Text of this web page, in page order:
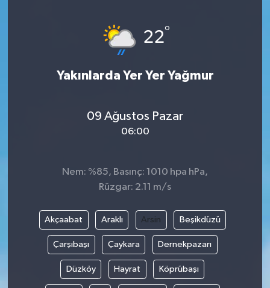
22°
Yakınlarda Yer Yer Yağmur
09 Ağustos Pazar
06:00
Nem: %85, Basınç: 1010 hpa hPa,
Rüzgar: 2.11 m/s
Akçaabat Araklı Arsin Beşikdüzü
Çarşıbaşı Çaykara Dernekpazarı
Düzköy Hayrat Köprübaşı